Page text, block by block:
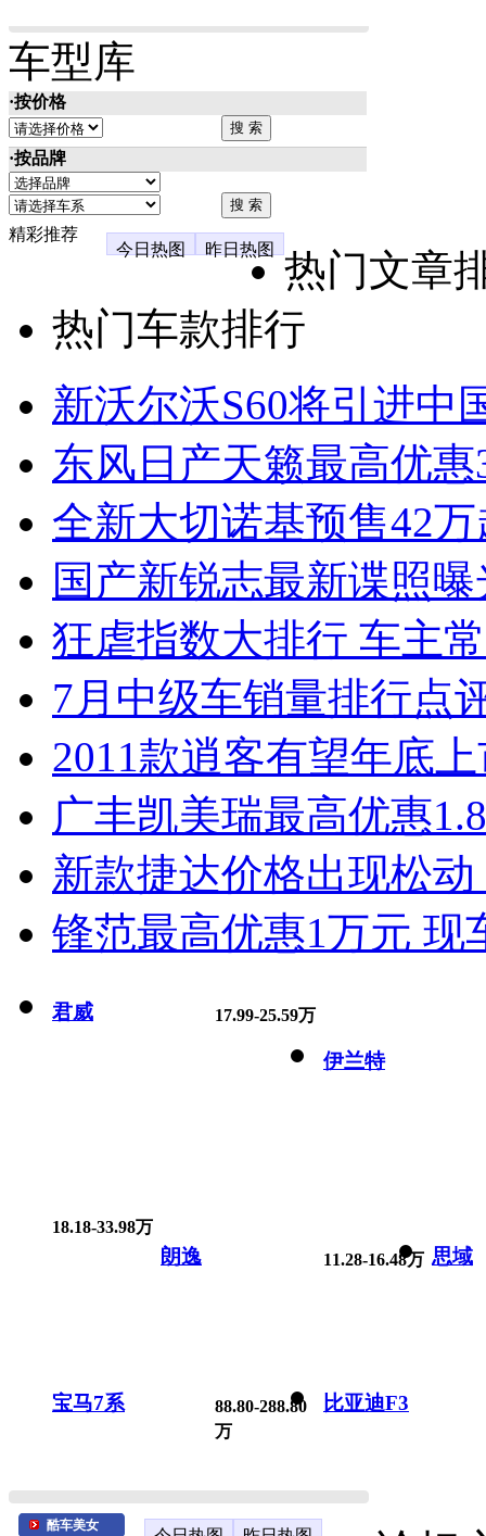
车型库
·按价格
·按品牌
精彩推荐
今日热图
昨日热图
热门文章
热门车款排行
新沃尔沃S60将引进中
东风日产天籁最高优
全新大切诺基预售42
国产新锐志最新谍照
狂虐指数大排行 车主
7月中级车销量排行点
2011款逍客有望年底
广丰凯美瑞最高优惠
新款捷达价格出现松
锋范最高优惠1万元 现
君威 17.99-25.59万
伊兰特
18.18-33.98万
朗逸 11.28-16.48万 思域
宝马7系
88.80-288.80
万
比亚迪F3
酷车美女